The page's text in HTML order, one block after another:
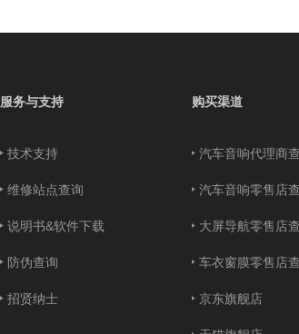
服务与支持
技术支持
维修站点查询
说明书&软件下载
防伪查询
招贤纳士
购买渠道
汽车音响代理商
汽车音响零售店
大屏导航零售店
车衣窗膜零售店
京东旗舰店